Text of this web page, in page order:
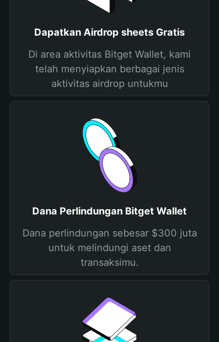
Dapatkan Airdrop sheets Gratis
Di area aktivitas Bitget Wallet, kami
telah menyiapkan berbagai jenis
aktivitas airdrop untukmu
Dana Perlindungan Bitget Wallet
Dana perlindungan sebesar $300 juta
untuk melindungi aset dan
transaksimu.